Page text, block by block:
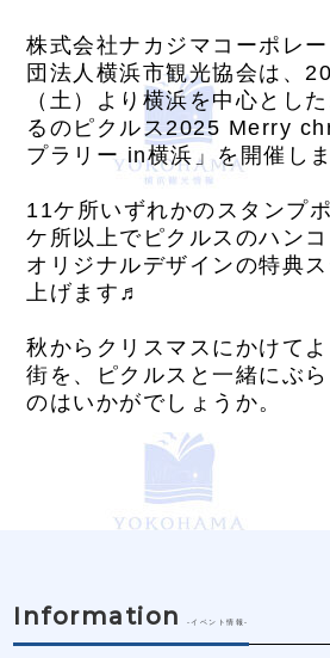
株式会社ナカジマコーポレ
団法人横浜市観光協会は、
（土）より横浜を中心とし
るのピクルス2025 Merry
プラリー in横浜」を開催しま
11ケ所いずれかのスタンプ
ケ所以上でピクルスのハン
オリジナルデザインの特典
上げます♬
秋からクリスマスにかけて
街を、ピクルスと一緒にぶ
のはいかがでしょうか。
Information -イベント情報-